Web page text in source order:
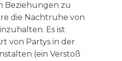
Beziehungen zu
die Nachtruhe von
Es ist
von Partys in der
(ein Verstoß